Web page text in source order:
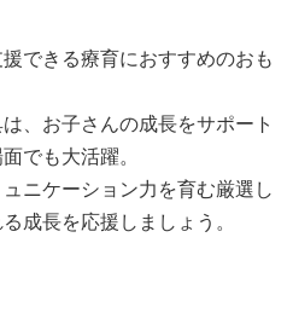
できる療育におすすめのおも
、お子さんの成長をサポート
でも大活躍。
ニケーション力を育む厳選し
成長を応援しましょう。